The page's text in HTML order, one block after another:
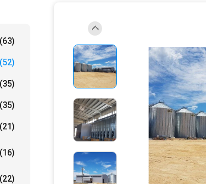
(63)
(52)
(35)
(35)
(21)
(16)
(22)